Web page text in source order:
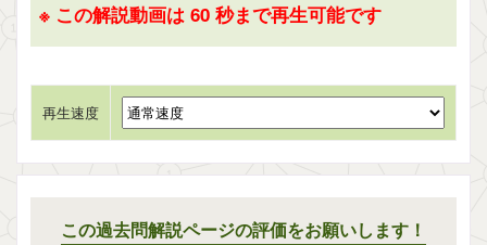
※ この解説動画は 60 秒まで再生可能です
再生速度
この過去問解説ページの評価をお願いします！